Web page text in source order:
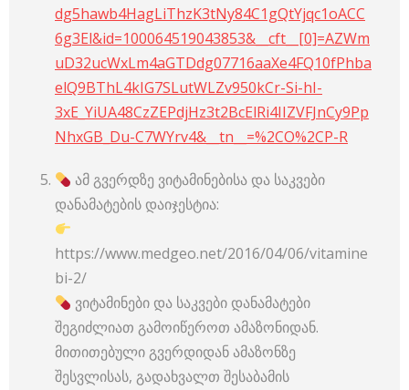
dg5hawb4HagLiThzK3tNy84C1gQtYjqc1oACC
6g3El&id=100064519043853&__cft__[0]=AZWm
uD32ucWxLm4aGTDdg07716aaXe4FQ10fPhba
elQ9BThL4kIG7SLutWLZv950kCr-Si-hI-
3xE_YiUA48CzZEPdjHz3t2BcElRi4IIZVFJnCy9Pp
NhxGB_Du-C7WYrv4&__tn__=%2CO%2CP-R
ამ გვერდზე ვიტამინებისა და საკვები
დანამატების დაიჯესტია:
https://www.medgeo.net/2016/04/06/vitamine
bi-2/
ვიტამინები და საკვები დანამატები
შეგიძლიათ გამოიწეროთ ამაზონიდან.
მითითებული გვერდიდან ამაზონზე
შესვლისას, გადახვალთ შესაბამის